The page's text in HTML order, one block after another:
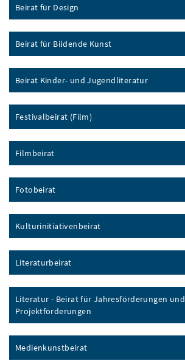
Beirat für Design
Beirat für Bildende Kunst
Beirat Kinder- und Jugendliteratur
Festivalbeirat (Film)
Filmbeirat
Fotobeirat
Kulturinitiativenbeirat
Literaturbeirat
Literatur - Beirat für Jahresförderungen und
Projektförderungen
Medienkunstbeirat